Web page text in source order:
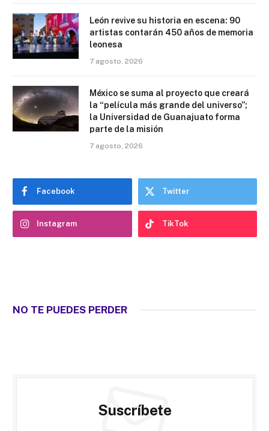
León revive su historia en escena: 90
artistas contarán 450 años de memoria
leonesa
7 agosto, 2026
México se suma al proyecto que creará
la “película más grande del universo”;
la Universidad de Guanajuato forma
parte de la misión
7 agosto, 2026
Facebook Twitter
Instagram TikTok
NO TE PUEDES PERDER
Suscríbete